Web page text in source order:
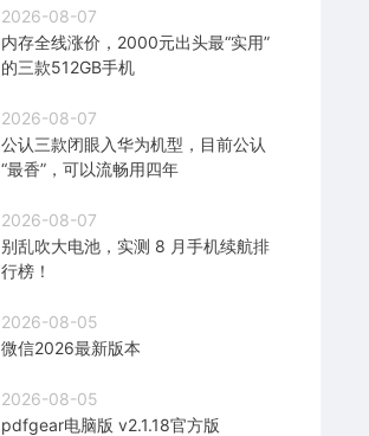
2026-08-07
内存全线涨价，2000元出头最“实用”
的三款512GB手机
2026-08-07
公认三款闭眼入华为机型，目前公认
“最香”，可以流畅用四年
2026-08-07
别乱吹大电池，实测 8 月手机续航排
行榜！
2026-08-05
微信2026最新版本
2026-08-05
pdfgear电脑版 v2.1.18官方版